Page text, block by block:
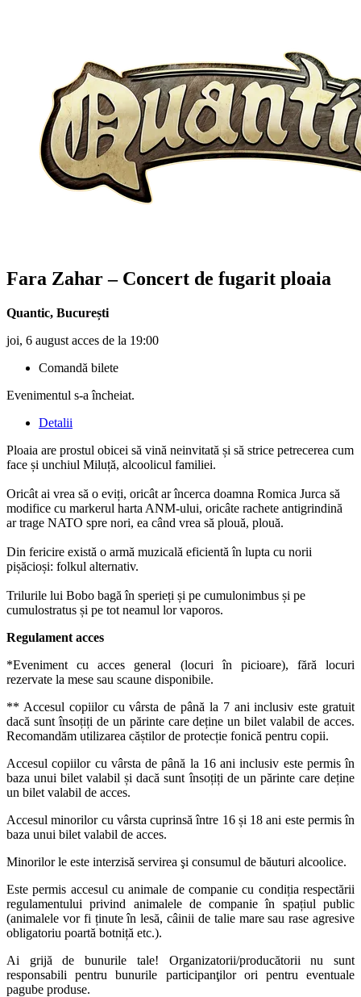
Fara Zahar – Concert de fugarit ploaia
Quantic, București
joi, 6 august acces de la 19:00
Comandă bilete
Evenimentul s-a încheiat.
Detalii
Ploaia are prostul obicei să vină neinvitată și să strice petrecerea cum
face și unchiul Miluță, alcoolicul familiei.
Oricât ai vrea să o eviți, oricât ar încerca doamna Romica Jurca să
modifice cu markerul harta ANM-ului, oricâte rachete antigrindină
ar trage NATO spre nori, ea când vrea să plouă, plouă.
Din fericire există o armă muzicală eficientă în lupta cu norii
pișăcioși: folkul alternativ.
Trilurile lui Bobo bagă în sperieți și pe cumulonimbus și pe
cumulostratus și pe tot neamul lor vaporos.
Regulament acces
*Eveniment cu acces general (locuri în picioare), fără locuri
rezervate la mese sau scaune disponibile.
** Accesul copiilor cu vârsta de până la 7 ani inclusiv este gratuit
dacă sunt însoțiți de un părinte care deține un bilet valabil de acces.
Recomandăm utilizarea căștilor de protecție fonică pentru copii.
Accesul copiilor cu vârsta de până la 16 ani inclusiv este permis în
baza unui bilet valabil și dacă sunt însoțiți de un părinte care deține
un bilet valabil de acces.
Accesul minorilor cu vârsta cuprinsă între 16 și 18 ani este permis în
baza unui bilet valabil de acces.
Minorilor le este interzisă servirea şi consumul de băuturi alcoolice.
Este permis accesul cu animale de companie cu condiția respectării
regulamentului privind animalele de companie în spațiul public
(animalele vor fi ținute în lesă, câinii de talie mare sau rase agresive
obligatoriu poartă botniță etc.).
Ai grijă de bunurile tale! Organizatorii/producătorii nu sunt
responsabili pentru bunurile participanţilor ori pentru eventuale
pagube produse.